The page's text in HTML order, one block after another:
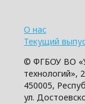
О нас
Текущий
© ФГБОУ ВО
технологий»,
450005,
ул.